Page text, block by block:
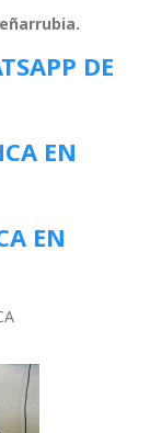
DE
EN
EN